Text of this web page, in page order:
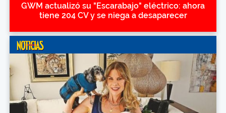
GWM actualizó su "Escarabajo" eléctrico: ahora
tiene 204 CV y se niega a desaparecer